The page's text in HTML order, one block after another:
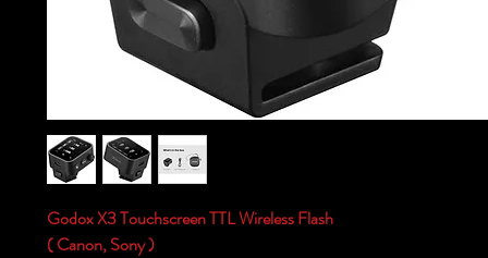
Godox X3 Touchscreen TTL Wireless Flash
( Canon, Sony )